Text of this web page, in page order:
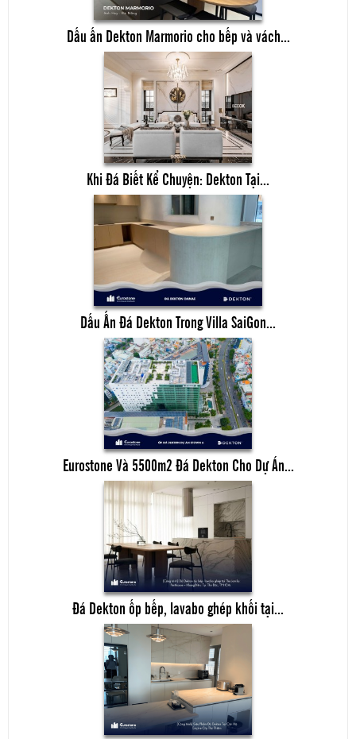
Dấu ấn Dekton Marmorio cho bếp và vách...
Khi Đá Biết Kể Chuyện: Dekton Tại...
Dấu Ấn Đá Dekton Trong Villa SaiGon...
Eurostone Và 5500m2 Đá Dekton Cho Dự Án...
Đá Dekton ốp bếp, lavabo ghép khối tại...